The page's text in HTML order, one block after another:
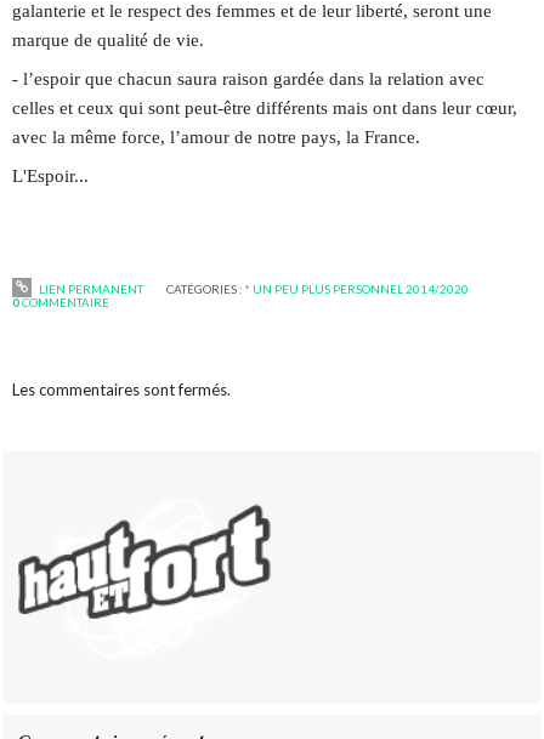
galanterie et le respect des femmes et de leur liberté, seront une
marque de qualité de vie.
- l’espoir que chacun saura raison gardée dans la relation avec
celles et ceux qui sont peut-être différents mais ont dans leur cœur,
avec la même force, l’amour de notre pays, la France.
L'Espoir...
LIEN PERMANENT CATÉGORIES : * UN PEU PLUS PERSONNEL 2014/2020
0COMMENTAIRE
Les commentaires sont fermés.